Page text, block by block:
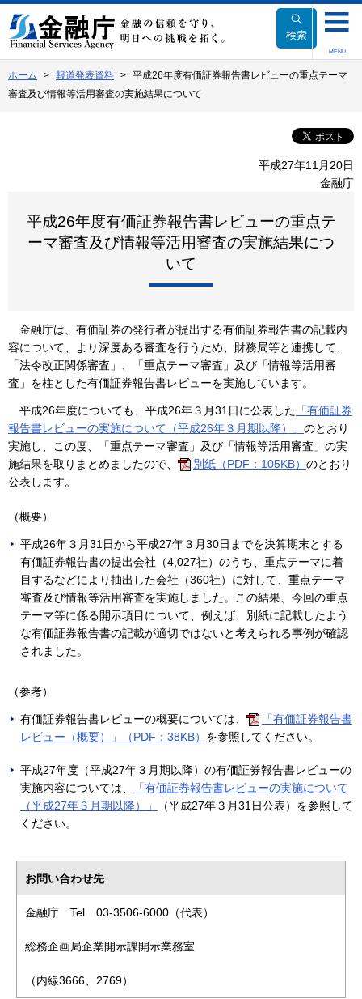
文
へ
動
検索
MENU
ホーム 報道発表資料
平成26年度有価証券報告書レビューの重点テーマ
審査及び情報等活用審査の実施結果について
平成27年11月20日
金融庁
平成26年度有価証券報告書レビューの重点テ
ーマ審査及び情報等活用審査の実施結果につ
いて
金融庁は、有価証券の発行者が提出する有価証券報告書の記載内
容について、より深度ある審査を行うため、財務局等と連携して、
「法令改正関係審査」、「重点テーマ審査」及び「情報等活用審
査」を柱とした有価証券報告書レビューを実施しています。
平成26年度についても、平成26年３月31日に公表した 「有価証券
報告書レビューの実施について（平成26年３月期以降）」 のとおり
実施し、この度、「重点テーマ審査」及び「情報等活用審査」の実
施結果を取りまとめましたので、
別紙（PDF：105KB） のとおり
公表します。
（概要）
平成26年３月31日から平成27年３月30日までを決算期末とする
有価証券報告書の提出会社（4,027社）のうち、重点テーマに着
目するなどにより抽出した会社（360社）に対して、重点テーマ
審査及び情報等活用審査を実施しました。この結果、今回の重点
テーマ等に係る開示項目について、例えば、別紙に記載したよう
な有価証券報告書の記載が適切ではないと考えられる事例が確認
されました。
（参考）
有価証券報告書レビューの概要については、
「有価証券報告書
レビュー（概要）」（PDF：38KB） を参照してください。
平成27年度（平成27年３月期以降）の有価証券報告書レビューの
実施内容については、
「有価証券報告書レビューの実施について
（平成27年３月期以降）」
（平成27年３月31日公表）を参照して
ください。
お問い合わせ先
金融庁 Tel 03-3506-6000（代表）
総務企画局企業開示課開示業務室
（内線3666、2769）